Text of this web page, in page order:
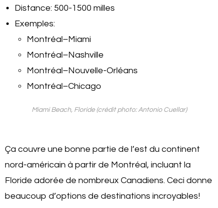
Distance: 500-1500 milles
Exemples:
Montréal–Miami
Montréal–Nashville
Montréal–Nouvelle-Orléans
Montréal–Chicago
Miami Beach, Floride (crédit photo: Antonio Cuellar)
Ça couvre une bonne partie de l’est du continent
nord-américain à partir de Montréal, incluant la
Floride adorée de nombreux Canadiens. Ceci donne
beaucoup d’options de destinations incroyables!